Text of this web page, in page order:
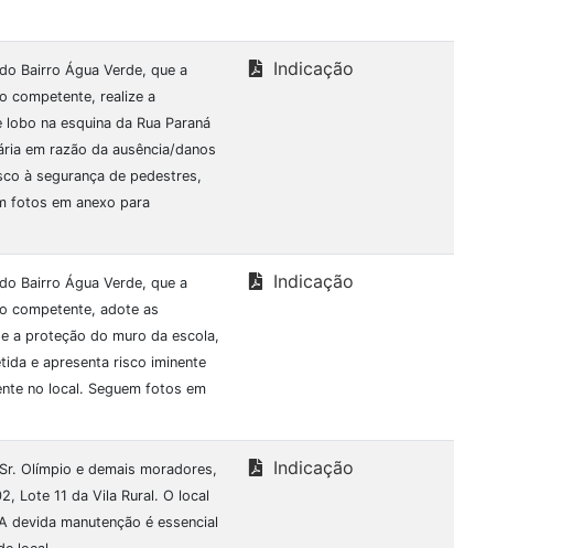
Bairro Água Verde, que a
competente, realize a
na esquina da Rua Paraná
em razão da ausência/danos
à segurança de pedestres,
fotos em anexo para
Indicação
Bairro Água Verde, que a
competente, adote as
a proteção do muro da escola,
e apresenta risco iminente
no local. Seguem fotos em
Indicação
Olímpio e demais moradores,
Lote 11 da Vila Rural. O local
devida manutenção é essencial
Indicação